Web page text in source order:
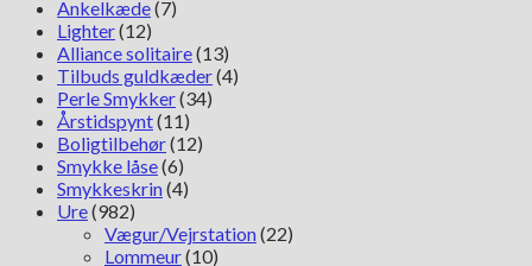
Ankelkæde(7)
Lighter(12)
Alliance solitaire(13)
Tilbuds guldkæder(4)
Perle Smykker(34)
Årstidspynt(11)
Boligtilbehør(12)
Smykke låse(6)
Smykkeskrin(4)
Ure(982)
Vægur/Vejrstation(22)
Lommeur(10)